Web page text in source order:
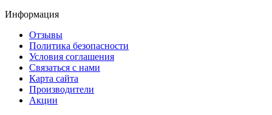
Информация
Отзывы
Политика безопасности
Условия соглашения
Связаться с нами
Карта сайта
Производители
Акции